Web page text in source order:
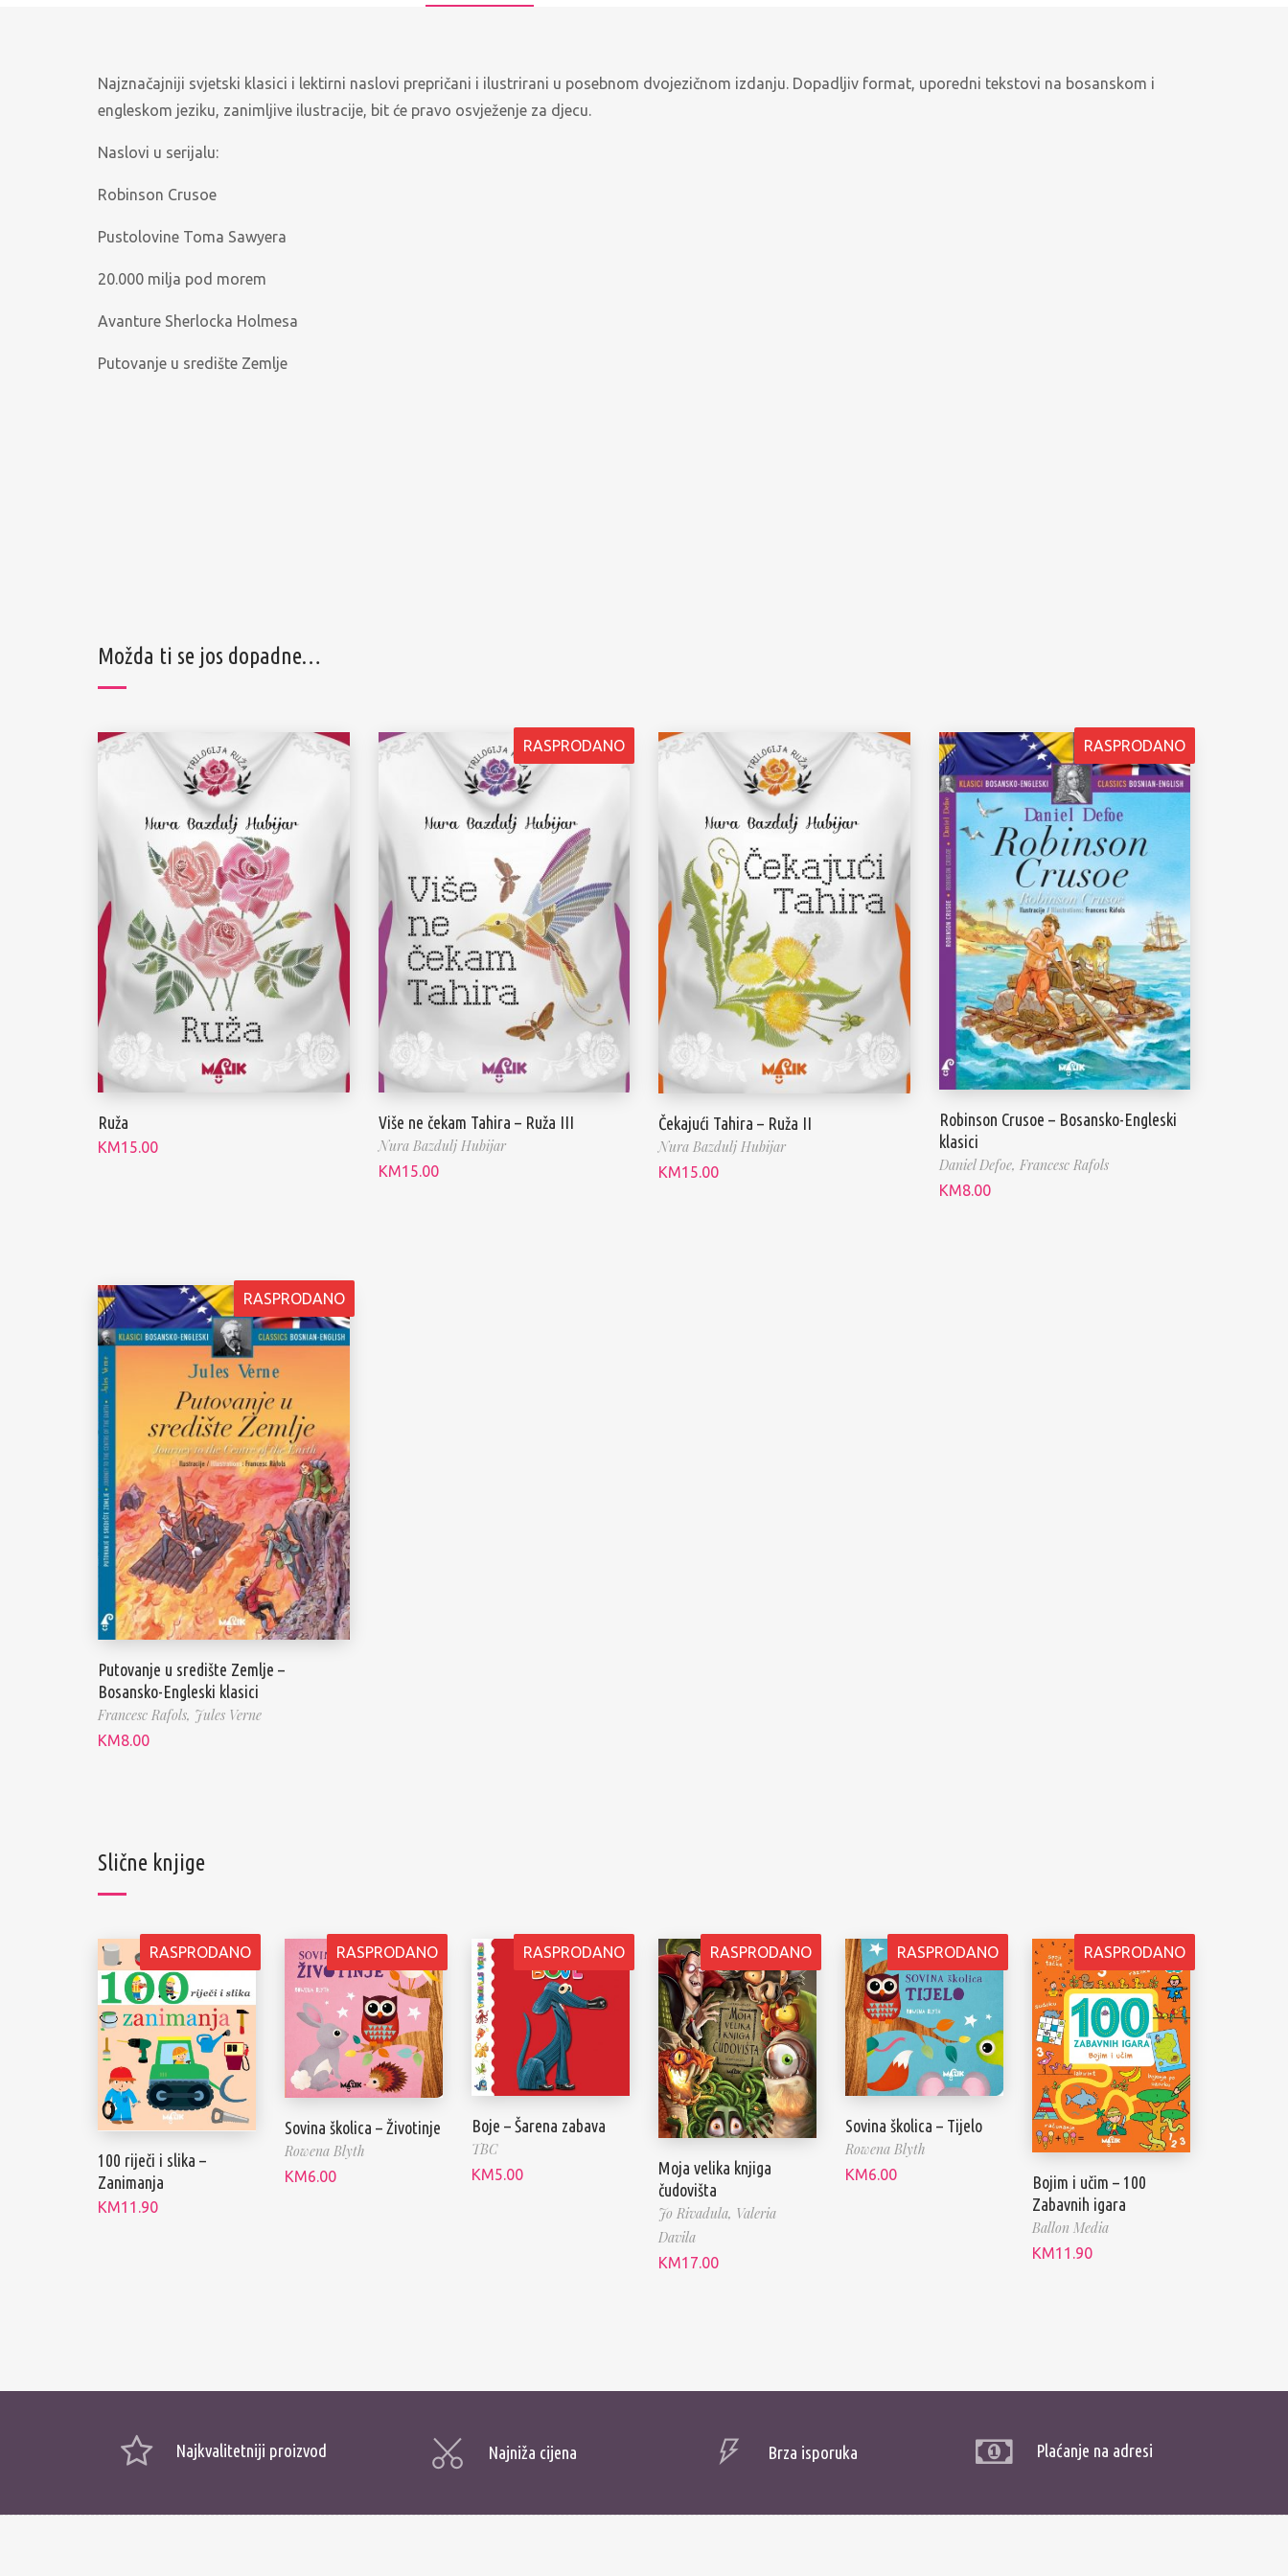
Najznačajniji svjetski klasici i lektirni naslovi prepričani i ilustrirani u posebnom dvojezičnom izdanju. Dopadljiv format, uporedni tekstovi na bosanskom i
engleskom jeziku, zanimljive ilustracije, bit će pravo osvježenje za djecu.
Naslovi u serijalu:
Robinson Crusoe
Pustolovine Toma Sawyera
20.000 milja pod morem
Avanture Sherlocka Holmesa
Putovanje u središte Zemlje
Možda ti se jos dopadne…
Ruža
KM15.00
RASPRODANO
Više ne čekam Tahira – Ruža III
Nura Bazdulj Hubijar
KM15.00
Čekajući Tahira – Ruža II
Nura Bazdulj Hubijar
KM15.00
RASPRODANO
Robinson Crusoe – Bosansko-Engleski
klasici
Daniel Defoe, Francesc Rafols
KM8.00
RASPRODANO
Putovanje u središte Zemlje –
Bosansko-Engleski klasici
Francesc Rafols, Jules Verne
KM8.00
Slične knjige
RASPRODANO
100 riječi i slika –
Zanimanja
KM11.90
RASPRODANO
Sovina školica – Životinje
Rowena Blyth
KM6.00
RASPRODANO
Boje – Šarena zabava
TBC
KM5.00
RASPRODANO
Moja velika knjiga
čudovišta
Jo Rivadula, Valeria
Davila
KM17.00
RASPRODANO
Sovina školica – Tijelo
Rowena Blyth
KM6.00
RASPRODANO
Bojim i učim – 100
Zabavnih igara
Ballon Media
KM11.90
Najkvalitetniji proizvod Najniža cijena Brza isporuka Plaćanje na adresi